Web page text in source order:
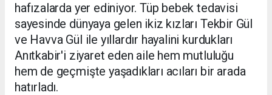
hafızalarda yer ediniyor. Tüp bebek tedavisi
sayesinde dünyaya gelen ikiz kızları Tekbir Gül
ve Havva Gül ile yıllardır hayalini kurdukları
Anıtkabir'i ziyaret eden aile hem mutluluğu
hem de geçmişte yaşadıkları acıları bir arada
hatırladı.